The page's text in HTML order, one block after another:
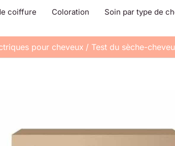
coiffure Coloration Soin par type de
pour cheveux Test du sèche-